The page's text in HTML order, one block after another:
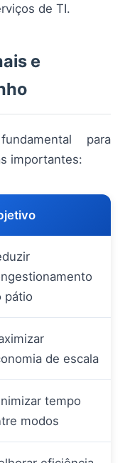
de TI.
e
para
importantes:
pátio
de escala
tempo
modos